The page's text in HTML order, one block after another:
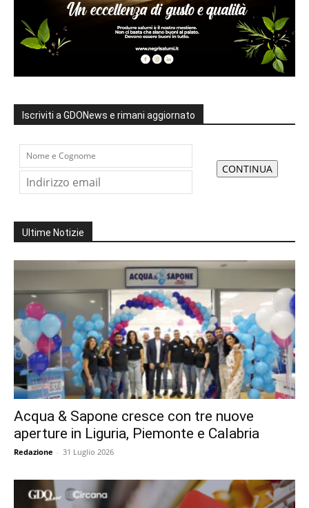
Iscriviti a GDONews e rimani aggiornato
Ultime Notizie
Acqua & Sapone cresce con tre nuove
aperture in Liguria, Piemonte e Calabria
Redazione - 31 Luglio 2026